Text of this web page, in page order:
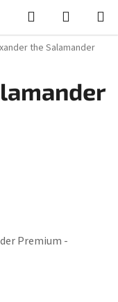
Hledat
KOŠÍK
the Salamander
Premium -